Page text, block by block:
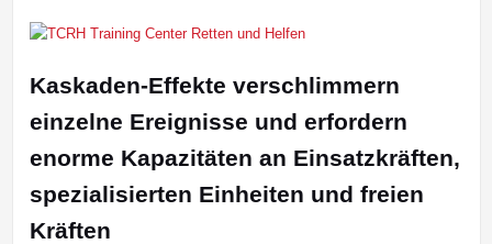
Kaskaden-Effekte verschlimmern
einzelne Ereignisse und erfordern
enorme Kapazitäten an Einsatzkräften,
spezialisierten Einheiten und freien
Kräften